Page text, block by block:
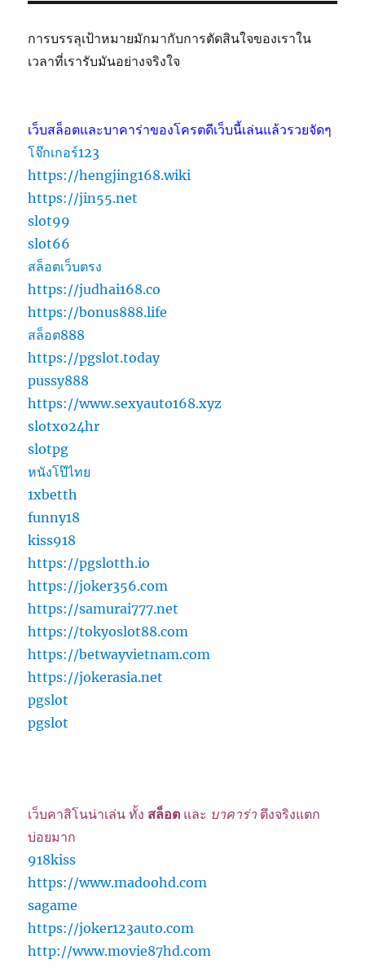
การบรรลุเป้าหมายมักมากับการตัดสินใจของเราใน
เวลาที่เรารับมันอย่างจริงใจ
เว็บสล็อตและบาคาร่าของโครตดีเว็บนี้เล่นแล้วรวยจัดๆ
โจ๊กเกอร์123
https://hengjing168.wiki
https://jin55.net
slot99
slot66
สล็อตเว็บตรง
https://judhai168.co
https://bonus888.life
สล็อต888
https://pgslot.today
pussy888
https://www.sexyauto168.xyz
slotxo24hr
slotpg
หนังโป๊ไทย
1xbetth
funny18
kiss918
https://pgslotth.io
https://joker356.com
https://samurai777.net
https://tokyoslot88.com
https://betwayvietnam.com
https://jokerasia.net
pgslot
pgslot
เว็บคาสิโนน่าเล่น ทั้ง สล็อต และ บาคาร่า ตึงจริงแตก
บ่อยมาก
918kiss
https://www.madoohd.com
sagame
https://joker123auto.com
http://www.movie87hd.com